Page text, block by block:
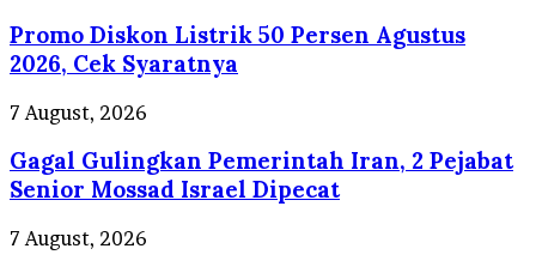
Sungai
dan
Selokan
Jepang
Listrik
50
Persen
Agustus
2026,
Cek
Syaratnya
Promo Diskon Listrik 50 Persen Agustus
2026, Cek Syaratnya
Gagal
Pemerintah
Iran,
2
Pejabat
Senior
7 August, 2026
Gagal Gulingkan Pemerintah Iran, 2 Pejabat
Senior Mossad Israel Dipecat
Gelar
7 August, 2026